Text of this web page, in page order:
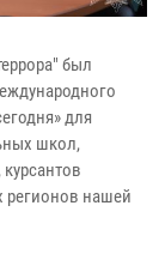
был
для
школ,
регионов нашей